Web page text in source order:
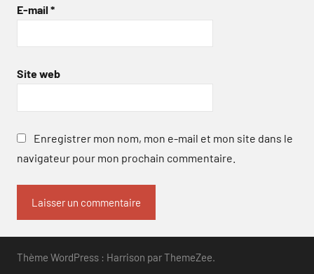
E-mail *
Site web
Enregistrer mon nom, mon e-mail et mon site dans le
navigateur pour mon prochain commentaire.
Thème WordPress : Harrison par ThemeZee.